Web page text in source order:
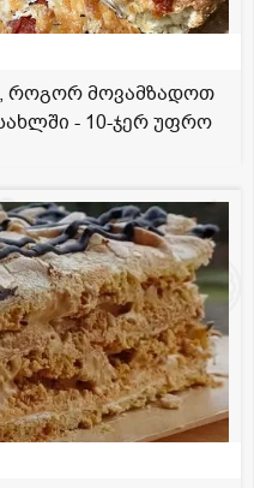
როგორ მოვამზადოთ
- 10-ჯერ უფრო